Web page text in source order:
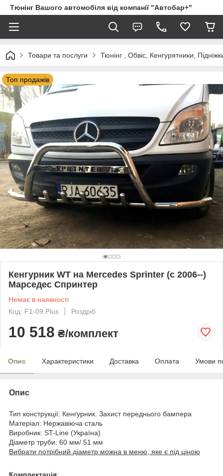
Тюнінг Вашого автомобіля від компанії "Автобар+"
Товари та послуги Тюнінг , Обвіс, Кенгурятники,
Топ продажів
Кенгурник WT на Mercedes Sprinter (c 2006--)
Марседес Спринтер
Немає в наявності
Код: F1-09 Plus
Роздріб
10 518 ₴/комплект
Опис Характеристики Доставка Оплата Умови
Опис
Тип конструкції: Кенгурник. Захист переднього бампера
Матеріал: Нержавіюча сталь
Виробник: ST-Line (Україна)
Діаметр труби: 60 мм/ 51 мм
Вибрати потрібний діаметр можна в меню, яке є під ціною
Комплектація: